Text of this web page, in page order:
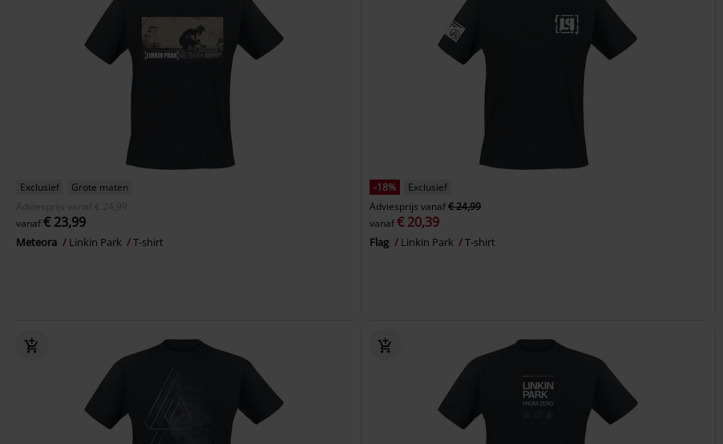
Exclusief
Grote maten
Adviesprijs
vanaf € 24,99
vanaf€ 23,99
Meteora Linkin Park T-shirt
-18%
Exclusief
Adviesprijs vanaf€ 24,99
vanaf€ 20,39
Flag Linkin Park T-shirt